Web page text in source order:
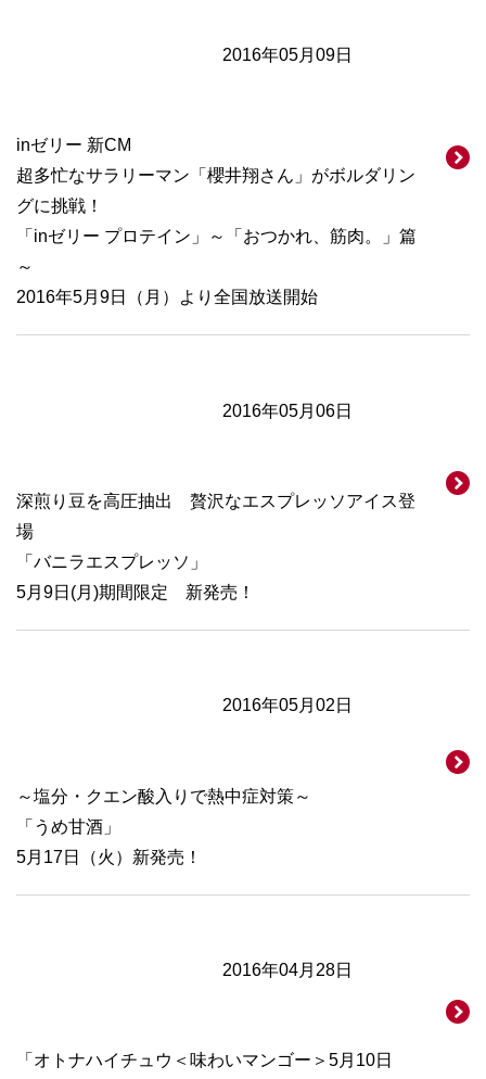
2016年05月09日
inゼリー 新CM
超多忙なサラリーマン「櫻井翔さん」がボルダリン
グに挑戦！
「inゼリー プロテイン」～「おつかれ、筋肉。」篇
～
2016年5月9日（月）より全国放送開始
2016年05月06日
深煎り豆を高圧抽出 贅沢なエスプレッソアイス登
場
「バニラエスプレッソ」
5月9日(月)期間限定 新発売！
2016年05月02日
～塩分・クエン酸入りで熱中症対策～
「うめ甘酒」
5月17日（火）新発売！
2016年04月28日
「オトナハイチュウ＜味わいマンゴー＞5月10日